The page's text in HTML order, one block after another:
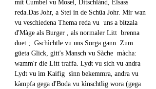
mìt Cumbel vu Mosel, Ditschlànd, Elsass
reda.Das Johr, a Stei in de Schüa Johr. Mìr wan
vu veschiedena Thema reda vu  uns a bìtzala
d'Màge als Burger , als normaler Litt  brenna
duet ;  Gschìchtle vu uns Sorga gann. Zum
güeta Glick, gitt's Mansch vu Sàche  màcha:
wamm'r die Litt traffa. Lydt vu sich vu andra
Lydt vu ìm Kaifig  sìnn bekemmra, andra vu
kàmpfa gega d'Boda vu kìnschtlig wora (gega